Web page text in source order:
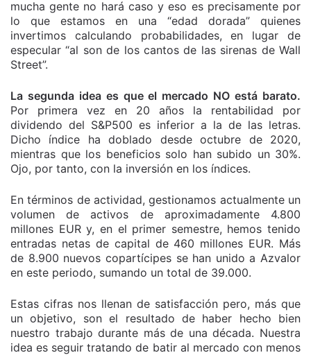
mucha gente no hará caso y eso es precisamente por
lo que estamos en una “edad dorada” quienes
invertimos calculando probabilidades, en lugar de
especular “al son de los cantos de las sirenas de Wall
Street”.
La segunda idea es que el mercado NO está barato.
Por primera vez en 20 años la rentabilidad por
dividendo del S&P500 es inferior a la de las letras.
Dicho índice ha doblado desde octubre de 2020,
mientras que los beneficios solo han subido un 30%.
Ojo, por tanto, con la inversión en los índices.
En términos de actividad, gestionamos actualmente un
volumen de activos de aproximadamente 4.800
millones EUR y, en el primer semestre, hemos tenido
entradas netas de capital de 460 millones EUR. Más
de 8.900 nuevos copartícipes se han unido a Azvalor
en este periodo, sumando un total de 39.000.
Estas cifras nos llenan de satisfacción pero, más que
un objetivo, son el resultado de haber hecho bien
nuestro trabajo durante más de una década. Nuestra
idea es seguir tratando de batir al mercado con menos